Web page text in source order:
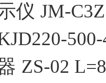
仪 JM-
ZS-02